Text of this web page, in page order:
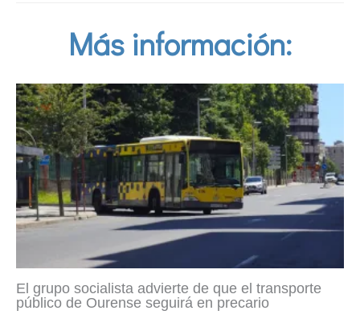
Más información:
El grupo socialista advierte de que el transporte
público de Ourense seguirá en precario